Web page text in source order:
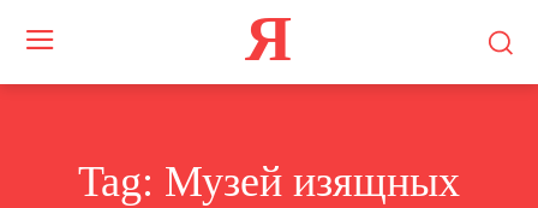
Я
Tag: Музей изящных